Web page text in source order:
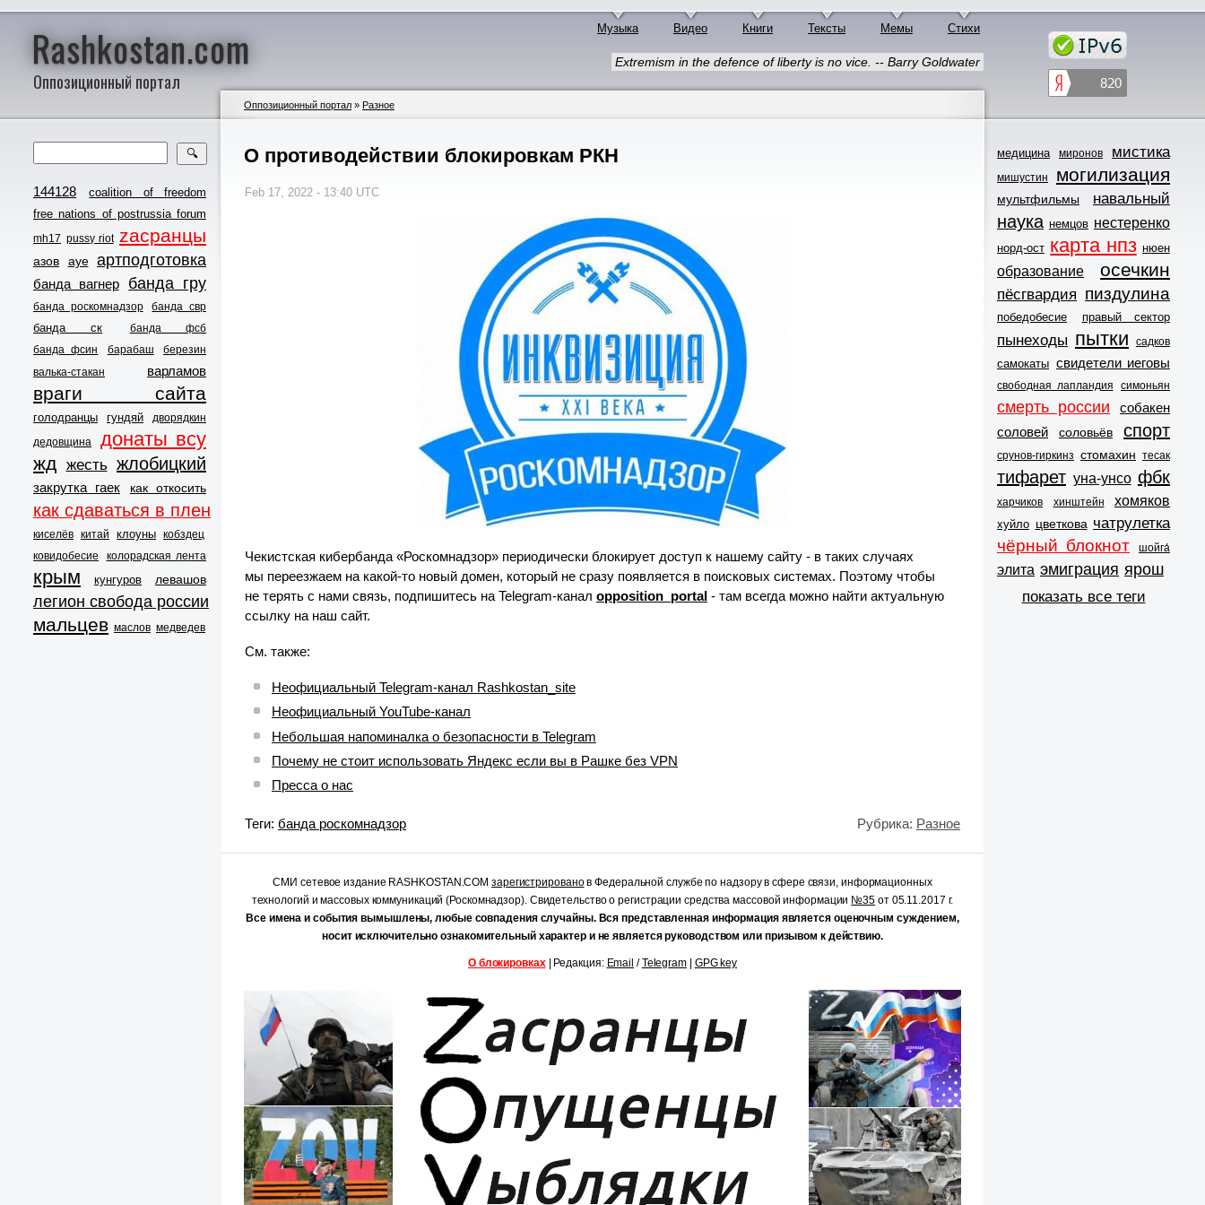
Rashkostan.com
Оппозиционный портал
Музыка Видео Книги Тексты Мемы Стихи
🔍
144128
coalition of freedom
free nations of postrussia forum
mh17 pussy riot zасранцы
азов ауе артподготовка
банда вагнер банда гру
банда роскомнадзор банда свр
банда ск
банда фсб
банда фсин
барабаш
березин
валька-стакан
варламов
враги сайта
голодранцы гундяй
дворядкин
дедовщина
донаты всу
жд жесть жлобицкий
закрутка гаек как откосить
как сдаваться в плен
киселёв китай клоуны кобздец
ковидобесие
колорадская лента
крым кунгуров левашов
легион свобода россии
мальцев маслов медведев
Extremism in the defence of liberty is no vice. -- Barry Goldwater
Оппозиционный портал » Разное
О противодействии блокировкам РКН
Feb 17, 2022 - 13:40 UTC
Чекистская кибербанда «Роскомнадзор» периодически блокирует доступ к нашему сайту - в таких случаях
мы переезжаем на какой-то новый домен, который не сразу появляется в поисковых системах. Поэтому чтобы
не терять с нами связь, подпишитесь на Telegram-канал opposition_portal - там всегда можно найти актуальную
ссылку на наш сайт.
См. также:
Неофициальный Telegram-канал Rashkostan_site
Неофициальный YouTube-канал
Небольшая напоминалка о безопасности в Telegram
Почему не стоит использовать Яндекс если вы в Рашке без VPN
Пресса о нас
Теги: банда роскомнадзор Рубрика: Разное
СМИ сетевое издание RASHKOSTAN.COMзарегистрированов Федеральной службе по надзору в сфере связи, информационных
технологий и массовых коммуникаций (Роскомнадзор). Свидетельство о регистрации средства массовой информации №35от 05.11.2017 г.
Все имена и события вымышлены, любые совпадения случайны. Вся представленная информация является оценочным суждением,
носит исключительно ознакомительный характер и не является руководством или призывом к действию.
О блокировках| Редакция: Email /Telegram| GPG key
медицина миронов мистика
мишустин могилизация
мультфильмы навальный
наука немцов нестеренко
норд-ост карта нпз нюен
образование осечкин
пёсгвардия пиздулина
победобесие правый сектор
пынеходы пытки садков
самокаты свидетели иеговы
свободная лапландия симоньян
смерть россии
собакен
соловей
соловьёв спорт
срунов-гиркинз стомахин тесак
тифарет уна-унсо фбк
харчиков хинштейн хомяков
хуйло цветкова чатрулетка
чёрный блокнот шойга́
элита эмиграция ярош
показать все теги